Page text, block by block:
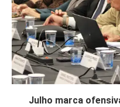
Julho marca